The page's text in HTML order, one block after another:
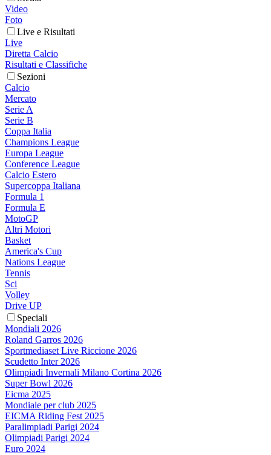
Video
Foto
Live e Risultati
Live
Diretta Calcio
Risultati e Classifiche
Sezioni
Calcio
Mercato
Serie A
Serie B
Coppa Italia
Champions League
Europa League
Conference League
Calcio Estero
Supercoppa Italiana
Formula 1
Formula E
MotoGP
Altri Motori
Basket
America's Cup
Nations League
Tennis
Sci
Volley
Drive UP
Speciali
Mondiali 2026
Roland Garros 2026
Sportmediaset Live Riccione 2026
Scudetto Inter 2026
Olimpiadi Invernali Milano Cortina 2026
Super Bowl 2026
Eicma 2025
Mondiale per club 2025
EICMA Riding Fest 2025
Paralimpiadi Parigi 2024
Olimpiadi Parigi 2024
Euro 2024